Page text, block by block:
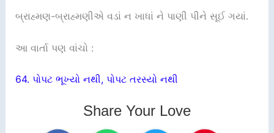
બ્રાહ્મણ-બ્રાહ્મણીએ વડાં ન ખાધાં ને પાણી પીને સૂઈ ગયાં.
આ વાર્તા પણ વાંચો :
64. પોપટ ભૂખ્યો નથી, પોપટ તરસ્યો નથી
Share Your Love